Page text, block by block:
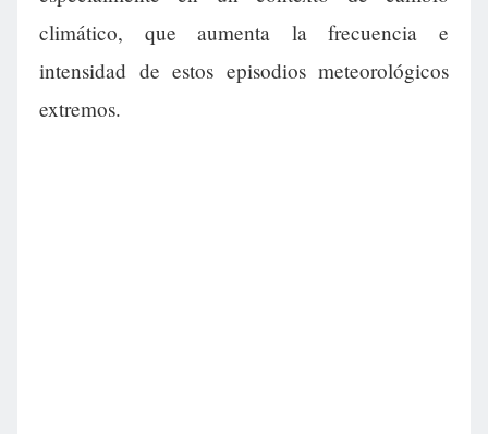
climático, que aumenta la frecuencia e
intensidad de estos episodios meteorológicos
extremos.